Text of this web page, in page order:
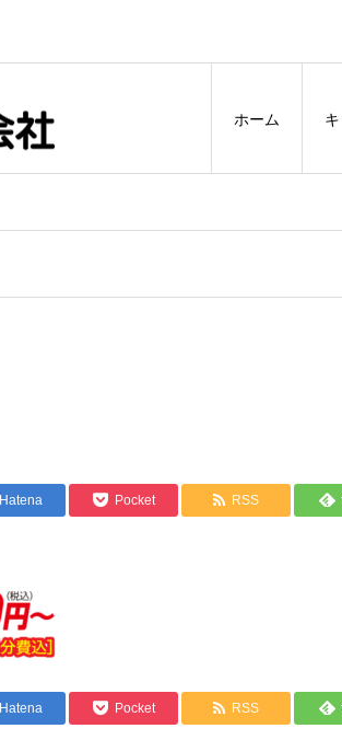
ホーム
Hatena Pocket RSS
Hatena Pocket RSS